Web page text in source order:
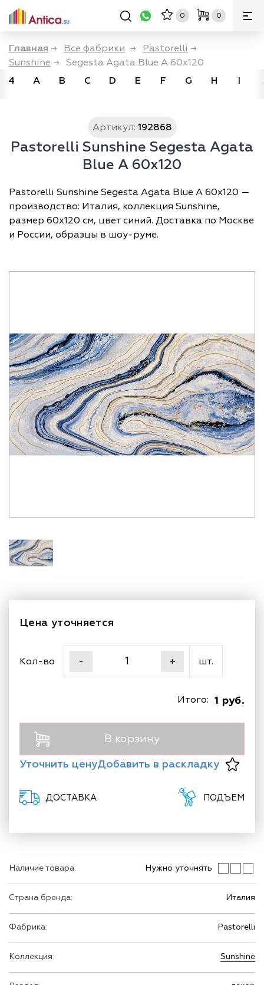
0 0
Главная → Все фабрики → Pastorelli →
Sunshine → Segesta Agata Blue A 60x120
4
A B C D E F G H I
Артикул: 192868
Pastorelli Sunshine Segesta Agata
Blue A 60x120
Pastorelli Sunshine Segesta Agata Blue A 60x120 —
производство: Италия, коллекция Sunshine,
размер 60х120 см, цвет синий. Доставка по Москве
и России, образцы в шоу-руме.
Наличие товара: Нужно уточнять
Страна бренда: Италия
Фабрика: Pastorelli
Коллекция: Sunshine
Цена уточняется
Кол-во - + шт.
1 руб.
Итого:
В корзину
Уточнить ценуДобавить в раскладку
ДОСТАВКА ПОДЪЕМ